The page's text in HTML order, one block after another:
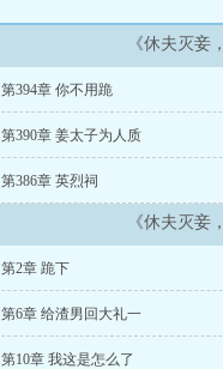
《休夫灭妾
第394章 你不用跪
第390章 姜太子为人质
第386章 英烈祠
《休夫灭妾
第2章 跪下
第6章 给渣男回大礼一
第10章 我这是怎么了